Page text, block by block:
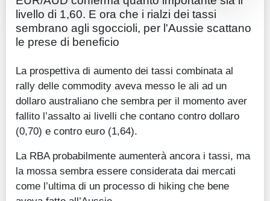
livello di 1,60. E ora che i rialzi dei tassi
sembrano agli sgoccioli, per l'Aussie scattano
le prese di beneficio
La prospettiva di aumento dei tassi combinata al
rally delle commodity aveva messo le ali ad un
dollaro australiano che sembra per il momento aver
fallito l’assalto ai livelli che contano contro dollaro
(0,70) e contro euro (1,64).
La RBA probabilmente aumenterà ancora i tassi, ma
la mossa sembra essere considerata dai mercati
come l’ultima di un processo di hiking che bene